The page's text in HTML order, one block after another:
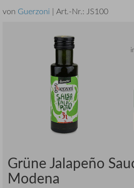
von Guerzoni | Art.-Nr.: JS100
Grüne Jalapeño
Modena